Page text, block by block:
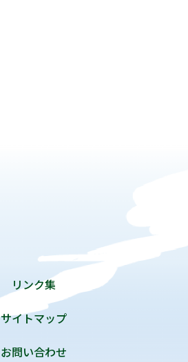
リンク集
サイトマップ
お問い合わせ